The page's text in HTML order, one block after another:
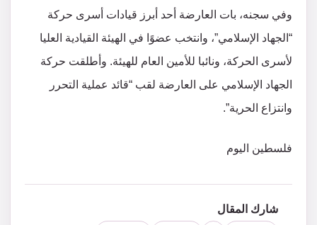
وفي سجنه، بات العارضة أحد أبرز قيادات أسرى حركة
“الجهاد الإسلامي”، وانتخب عضوًا في الهيئة القيادية العليا
لأسرى الحركة، ونائبا للأمين العام للهيئة. وأطلقت حركة
الجهاد الإسلامي على العارضة لقب “قائد عملية التحرر
وانتزاع الحرية”.
فلسطين اليوم
شارك المقال